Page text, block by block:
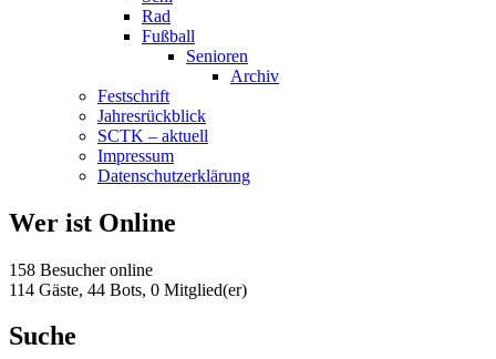
Rad
Fußball
Senioren
Archiv
Festschrift
Jahresrückblick
SCTK – aktuell
Impressum
Datenschutzerklärung
Wer ist Online
158 Besucher online
114 Gäste, 44 Bots, 0 Mitglied(er)
Suche